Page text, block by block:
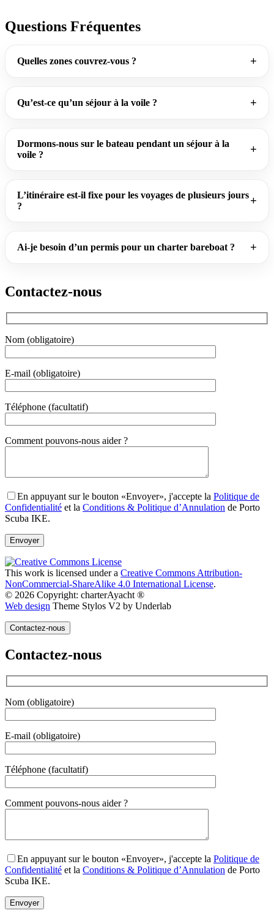
Questions Fréquentes
Quelles zones couvrez-vous ?
Qu’est-ce qu’un séjour à la voile ?
Dormons-nous sur le bateau pendant un séjour à la
voile ?
L’itinéraire est-il fixe pour les voyages de plusieurs jours
?
Ai-je besoin d’un permis pour un charter bareboat ?
Contactez-nous
Nom (obligatoire)
E-mail (obligatoire)
Téléphone (facultatif)
Gender
Comment pouvons-nous aider ?
En appuyant sur le bouton «Envoyer», j'accepte la Politique de
Confidentialité et la Conditions & Politique d’Annulation de Porto
Scuba IKE.
This work is licensed under a Creative Commons Attribution-
NonCommercial-ShareAlike 4.0 International License.
© 2026 Copyright: charterAyacht ®
Web design Theme Stylos V2 by Underlab
Contactez-nous
Contactez-nous
Nom (obligatoire)
E-mail (obligatoire)
Téléphone (facultatif)
Gender
Comment pouvons-nous aider ?
En appuyant sur le bouton «Envoyer», j'accepte la Politique de
Confidentialité et la Conditions & Politique d’Annulation de Porto
Scuba IKE.